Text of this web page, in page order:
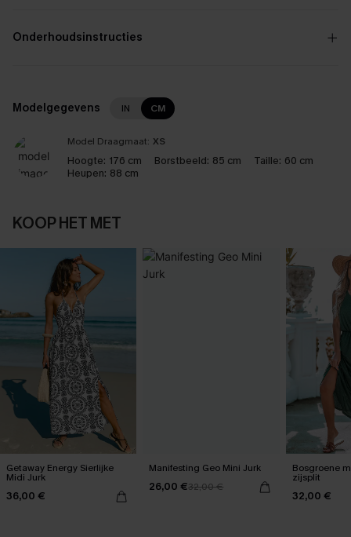
Onderhoudsinstructies
Modelgegevens IN CM
Model Draagmaat: XS
Hoogte: 176 cm Borstbeeld: 85 cm Taille: 60 cm
Heupen: 88 cm
KOOP HET MET
Getaway Energy Sierlijke
Midi Jurk
36,00 €
Manifesting Geo Mini Jurk
26,00 €32,00 €
Bosgroene
zijsplit
32,00 €